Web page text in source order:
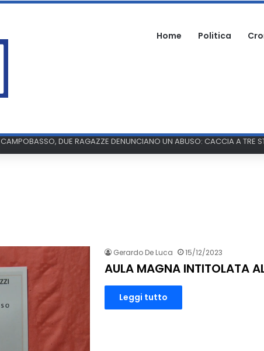
Home Politica
MALORI A SAN BASSO, TRE GIOVANI SOCCORSI A TERMOLI
Gerardo De Luca 15/12/2023
AULA MAGNA INTITOLATA
Leggi tutto